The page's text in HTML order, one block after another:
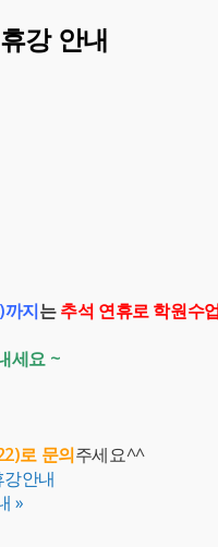
강 안내
까지는추석 연휴로 학원수
세요 ~
로 문의주세요^^
안내
»